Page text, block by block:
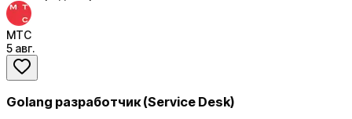
МТС
5 авг.
Golang разработчик (Service Desk)